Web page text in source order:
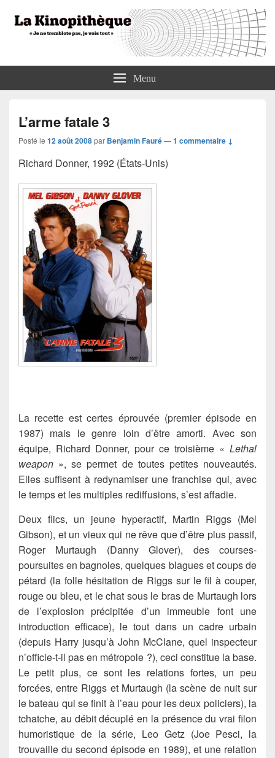
La KinopithèqueMenu
L’arme fatale 3
Posté le 12 août 2008par Benjamin Fauré—1 commentaire ↓
Richard Donner, 1992 (États-Unis)
La recette est certes éprouvée (premier épisode en
1987) mais le genre loin d’être amorti. Avec son
équipe, Richard Donner, pour ce troisième « Lethal
weapon », se permet de toutes petites nouveautés.
Elles suffisent à redynamiser une franchise qui, avec
le temps et les multiples rediffusions, s’est affadie.
Deux flics, un jeune hyperactif, Martin Riggs (Mel
Gibson), et un vieux qui ne rêve que d’être plus passif,
Roger Murtaugh (Danny Glover), des courses-
poursuites en bagnoles, quelques blagues et coups de
pétard (la folle hésitation de Riggs sur le fil à couper,
rouge ou bleu, et le chat sous le bras de Murtaugh lors
de l’explosion précipitée d’un immeuble font une
introduction efficace), le tout dans un cadre urbain
(depuis Harry jusqu’à John McClane, quel inspecteur
n’officie-t-il pas en métropole ?), ceci constitue la base.
Le petit plus, ce sont les relations fortes, un peu
forcées, entre Riggs et Murtaugh (la scène de nuit sur
le bateau qui se finit à l’eau pour les deux policiers), la
tchatche, au débit décuplé en la présence du vrai filon
humoristique de la série, Leo Getz (Joe Pesci, la
trouvaille du second épisode en 1989), et une relation